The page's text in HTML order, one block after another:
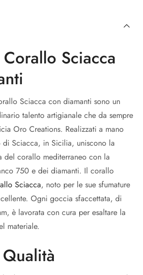
Sciacca
Sciacca con diamanti sono un
talento artigianale che da sempre
Oro Creations. Realizzati a mano
Sciacca, in Sicilia, uniscono la
del corallo mediterraneo con la
750 e dei diamanti. Il corallo
Sciacca, noto per le sue sfumature
Ogni goccia sfaccettata, di
è lavorata con cura per esaltare la
materiale.